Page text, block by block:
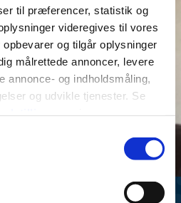
til præferencer, statistik og
videregives til vores
og tilgår oplysninger
målrettede annoncer, levere
annonce- og indholdsmåling,
og udvikle tjenester. Se
fra vores
ved at trykke på "Privacy